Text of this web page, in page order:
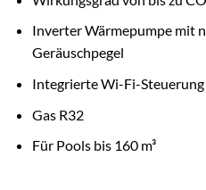
Inverter Wärmepumpe mit
Geräuschpegel
Integrierte Wi-Fi-Steuerung
Gas R32
Für Pools bis 160 m³